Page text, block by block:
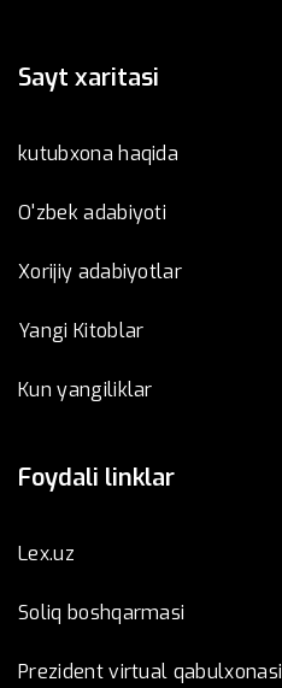
Sayt xaritasi
kutubxona haqida
O'zbek adabiyoti
Xorijiy adabiyotlar
Yangi Kitoblar
Kun yangiliklar
Foydali linklar
Lex.uz
Soliq boshqarmasi
Prezident virtual qabulxonasi